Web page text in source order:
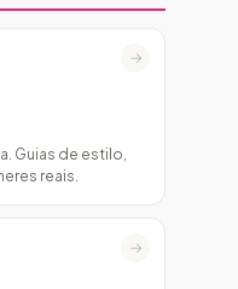
→
Guias de estilo,
reais.
→